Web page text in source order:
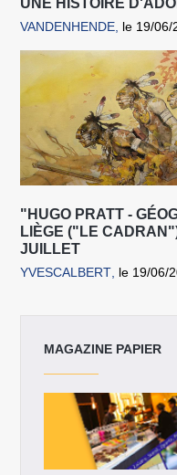
UNE HISTOIRE
VANDENHENDE le 19/06/
"HUGO PRATT -
LIÈGE ("LE
JUILLET
YVESCALBERT le 19/06/
MAGAZINE PAPIER